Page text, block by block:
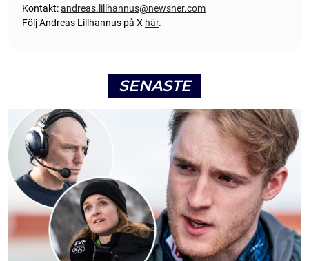
Kontakt:andreas.lillhannus@newsner.com
Följ Andreas Lillhannus på X här.
SENASTE